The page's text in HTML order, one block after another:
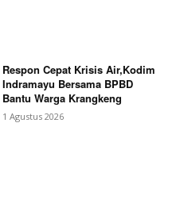
Respon Cepat Krisis Air,Kodim
Indramayu Bersama BPBD
Bantu Warga Krangkeng
1 Agustus 2026